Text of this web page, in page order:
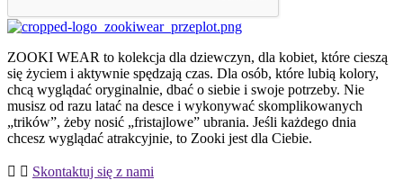
ZOOKI WEAR to kolekcja dla dziewczyn, dla kobiet, które cieszą
się życiem i aktywnie spędzają czas. Dla osób, które lubią kolory,
chcą wyglądać oryginalnie, dbać o siebie i swoje potrzeby. Nie
musisz od razu latać na desce i wykonywać skomplikowanych
„trików”, żeby nosić „fristajlowe” ubrania. Jeśli każdego dnia
chcesz wyglądać atrakcyjnie, to Zooki jest dla Ciebie.
Skontaktuj się z nami